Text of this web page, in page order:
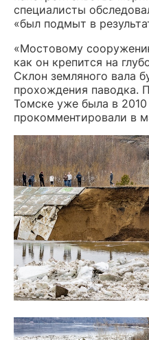
специалисты
«был подмыт в
«Мостовому
как он крепится на
Склон земляного вала
прохождения паводка.
Томске уже была в
прокомментировали в